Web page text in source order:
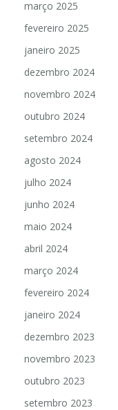
março 2025
fevereiro 2025
janeiro 2025
dezembro 2024
novembro 2024
outubro 2024
setembro 2024
agosto 2024
julho 2024
junho 2024
maio 2024
abril 2024
março 2024
fevereiro 2024
janeiro 2024
dezembro 2023
novembro 2023
outubro 2023
setembro 2023